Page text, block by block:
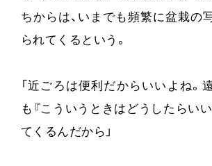
ちからは、いまでも頻繁に盆栽の
られてくるという。
「近ごろは便利だからいいよね。
も『こういうときはどうしたらい
てくるんだから」